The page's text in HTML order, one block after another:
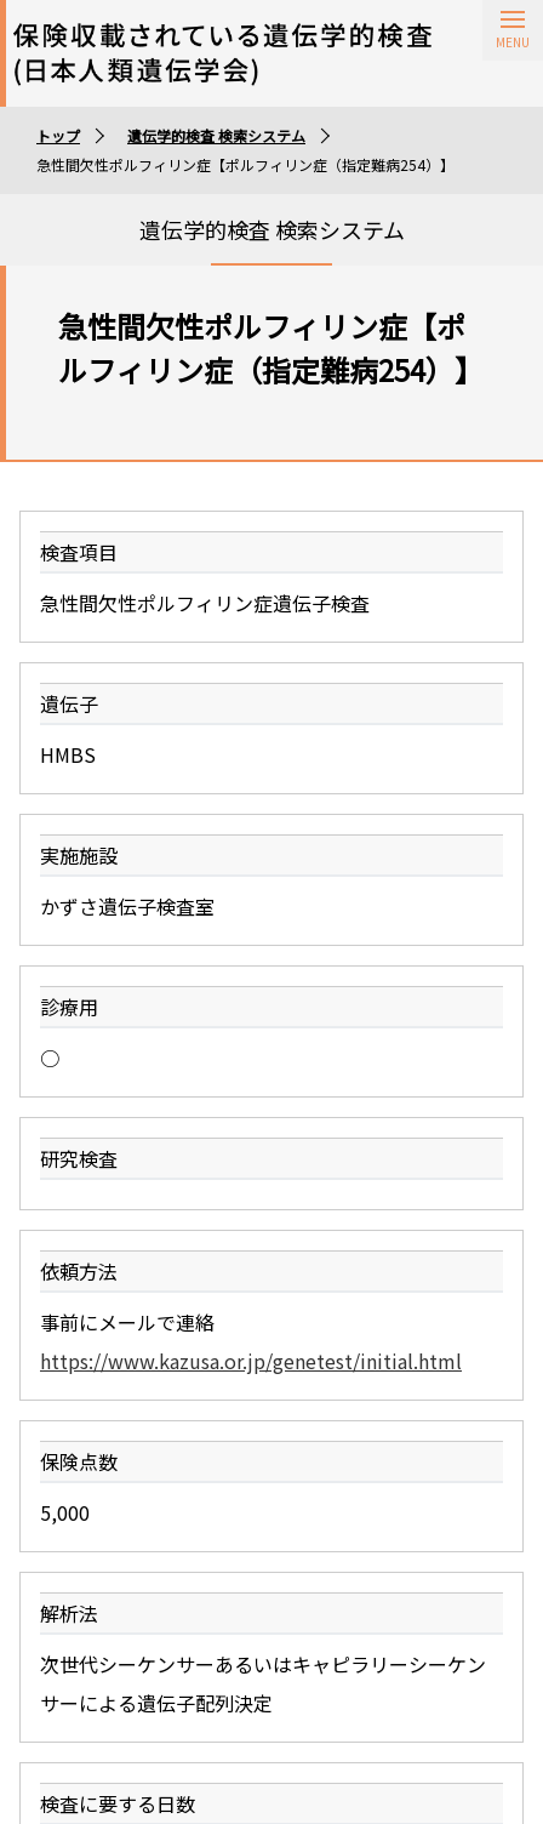
保険収載されている遺伝学的検査
遺伝学的検査実施施設
トップ
遺伝学的検査 検索システム
急性間欠性ポルフィリン症【ポルフィリン症（指定難病254）】
遺伝学的検査 検索システム
急性間欠性ポルフィリン症【ポ
ルフィリン症（指定難病254）】
検査項目
急性間欠性ポルフィリン症遺伝子検査
遺伝子
HMBS
実施施設
かずさ遺伝子検査室
診療用
○
研究検査
依頼方法
事前にメールで連絡
https://www.kazusa.or.jp/genetest/initial.html
保険点数
5,000
解析法
次世代シーケンサーあるいはキャピラリーシーケン
サーによる遺伝子配列決定
検査に要する日数